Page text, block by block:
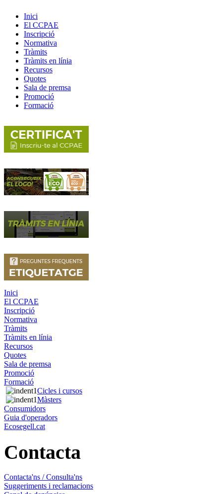
Inici
El CCPAE
Inscripció
Normativa
Tràmits
Tràmits en línia
Recursos
Quotes
Sala de premsa
Promoció
Formació
Inici
El CCPAE
Inscripció
Normativa
Tràmits
Tràmits en línia
Recursos
Quotes
Sala de premsa
Promoció
Formació
Cicles i cursos
Màsters
Consumidors
Guia d'operadors
Ecosegell.cat
Contacta
Contacta'ns / Consulta'ns
Suggeriments i reclamacions